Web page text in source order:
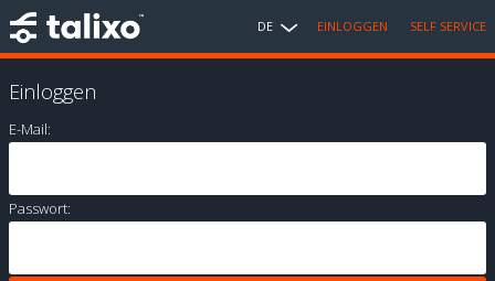
DE EINLOGGEN SELF SERVICE
Einloggen
E-Mail:
Passwort: